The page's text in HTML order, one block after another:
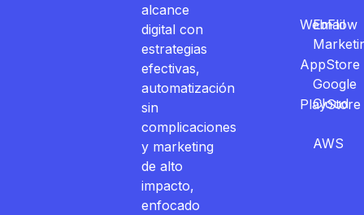
alcance
digital con
estrategias
efectivas,
automatización
sin
complicaciones
y marketing
de alto
impacto,
enfocado
WebFlow
AppStore
PlayStore
Email
Google
Cloud
AWS